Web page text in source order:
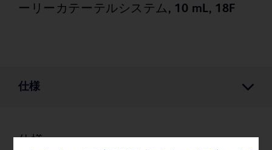
ーリーカテーテルシステム, 10 mL, 18F
仕様
仕様